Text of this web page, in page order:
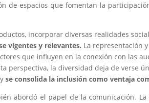
de espacios que fomentan la
incorporar diversas realidades
vigentes y relevantes. La representación
que influyen en la conexión con las
perspectiva, la diversidad deja de verse
yse consolida la inclusión como ventaja
abordó el papel de la comunicación.